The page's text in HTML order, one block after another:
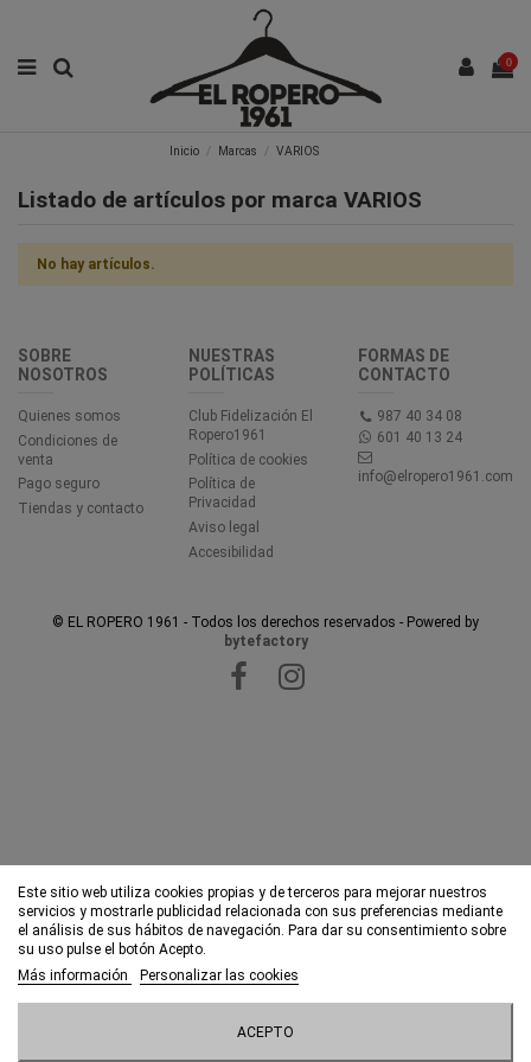
0
Inicio Marcas VARIOS
Listado de artículos por marca VARIOS
No hay artículos.
SOBRE
NOSOTROS
Quienes somos
Condiciones de
venta
Pago seguro
Tiendas y contacto
NUESTRAS
POLÍTICAS
Club Fidelización El
Ropero1961
Política de cookies
Política de
Privacidad
Aviso legal
Accesibilidad
FORMAS DE
CONTACTO
987 40 34 08
601 40 13 24
info@elropero1961.com
Este sitio web utiliza cookies propias y de terceros para mejorar nuestros
servicios y mostrarle publicidad relacionada con sus preferencias mediante
el análisis de sus hábitos de navegación. Para dar su consentimiento sobre
su uso pulse el botón Acepto.
Más información
Personalizar las cookies
ACEPTO
© EL ROPERO 1961 - Todos los derechos reservados - Powered by
bytefactory